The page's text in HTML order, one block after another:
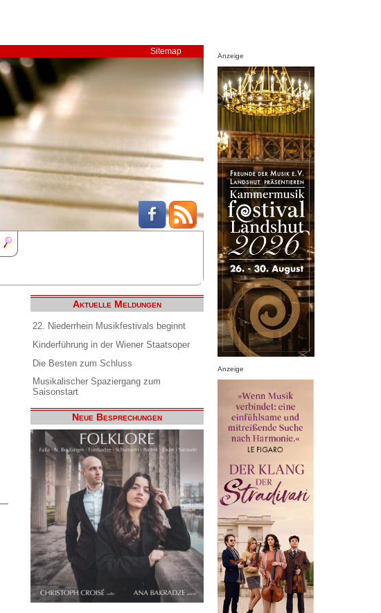
Sitemap
Aktuelle Meldungen
22. Niederrhein Musikfestivals beginnt
Kinderführung in der Wiener Staatsoper
Die Besten zum Schluss
Musikalischer Spaziergang zum
Saisonstart
Neue Besprechungen
Anzeige
Anzeige